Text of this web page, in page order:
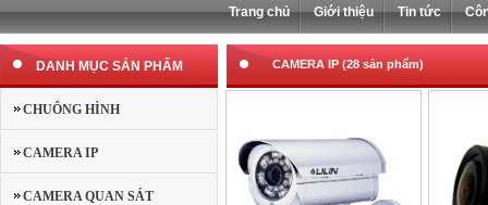
Trang chủ Giới thiệu Tin tức
DANH MỤC SẢN PHẨM
CHUÔNG HÌNH
CAMERA IP
CAMERA QUAN SÁT
CAMERA IP (28 sản phẩm)